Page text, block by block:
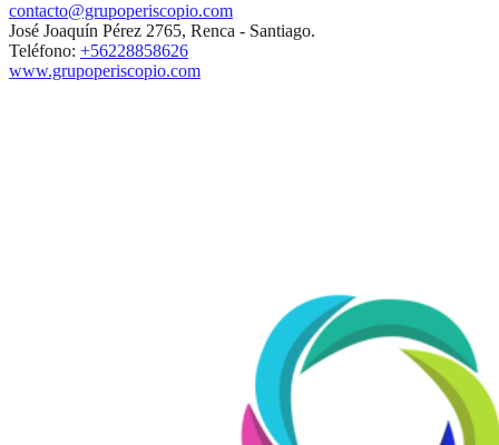
contacto@grupoperiscopio.com
José Joaquín Pérez 2765, Renca - Santiago.
Teléfono: +56228858626
www.grupoperiscopio.com